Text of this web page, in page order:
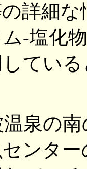
詳細
-塩化
てい
泉の
ンタ